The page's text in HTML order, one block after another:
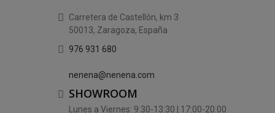
Carretera de Castellón, km 3
50013, Zaragoza, España
976 931 680
nenena@nenena.com
SHOWROOM
Lunes a Viernes: 9:30-13:30 | 17:00-20:00